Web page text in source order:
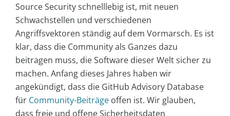
Source Security schnelllebig ist, mit neuen
Schwachstellen und verschiedenen
Angriffsvektoren ständig auf dem Vormarsch. Es ist
klar, dass die Community als Ganzes dazu
beitragen muss, die Software dieser Welt sicher zu
machen. Anfang dieses Jahres haben wir
angekündigt, dass die GitHub Advisory Database
für Community-Beiträge offen ist. Wir glauben,
dass freie und offene Sicherheitsdaten